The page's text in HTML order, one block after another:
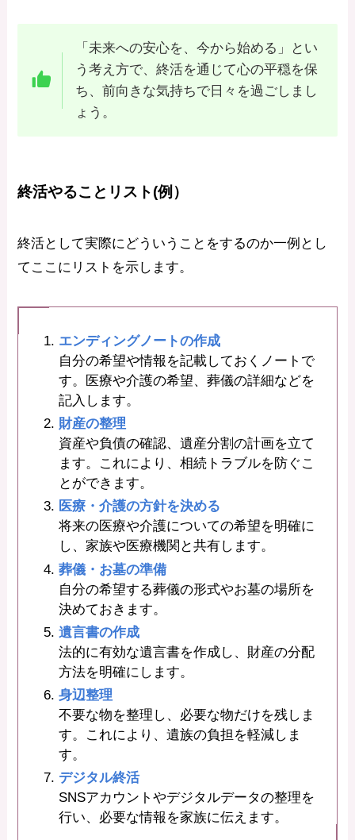
「未来への安心を、今から始める」とい
う考え方で、終活を通じて心の平穏を保
ち、前向きな気持ちで日々を過ごしまし
ょう。
終活やることリスト(例）
終活として実際にどういうことをするのか一例とし
てここにリストを示します。
エンディングノートの作成
自分の希望や情報を記載しておくノートで
す。医療や介護の希望、葬儀の詳細などを
記入します。
財産の整理
資産や負債の確認、遺産分割の計画を立て
ます。これにより、相続トラブルを防ぐこ
とができます。
医療・介護の方針を決める
将来の医療や介護についての希望を明確に
し、家族や医療機関と共有します。
葬儀・お墓の準備
自分の希望する葬儀の形式やお墓の場所を
決めておきます。
遺言書の作成
法的に有効な遺言書を作成し、財産の分配
方法を明確にします。
身辺整理
不要な物を整理し、必要な物だけを残しま
す。これにより、遺族の負担を軽減しま
す。
デジタル終活
SNSアカウントやデジタルデータの整理を
行い、必要な情報を家族に伝えます。